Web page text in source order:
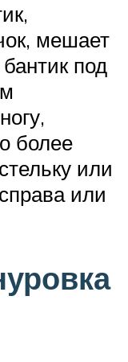
мешает
под
более
или
или